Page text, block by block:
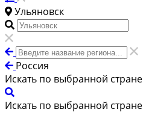
Ульяновск
Россия
Искать по выбранной стране
Искать по выбранной стране